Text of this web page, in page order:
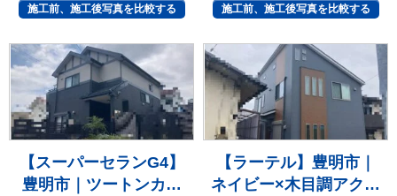
施工前、施工後写真を比較する 施工前、施工後写真を比較する
【スーパーセランG4】
豊明市｜ツートンカラ
【ラーテル】豊明市｜
ネイビー×木目調アクセ